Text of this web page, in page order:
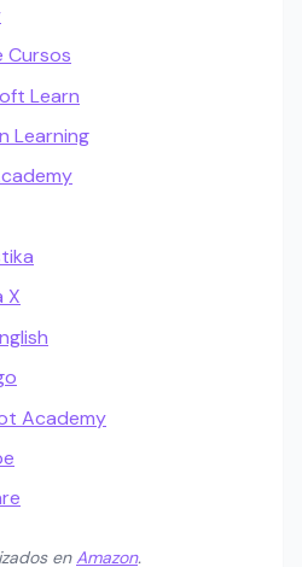
Cursos
Learn
Learning
X
Academy
enAmazon.